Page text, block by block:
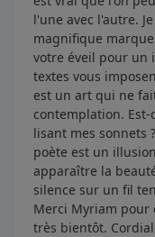
l'une avec l'autre.
magnifique
votre éveil pour un
textes vous
est un art qui ne
contemplation. Est-
lisant mes sonnets
poète est un
apparaître la
silence sur un fil
Merci Myriam pour
très bientôt.